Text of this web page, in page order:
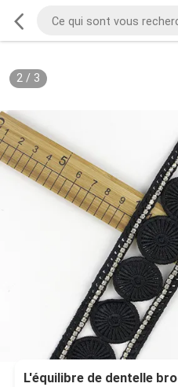
2/ 3
L'équilibre de dentelle